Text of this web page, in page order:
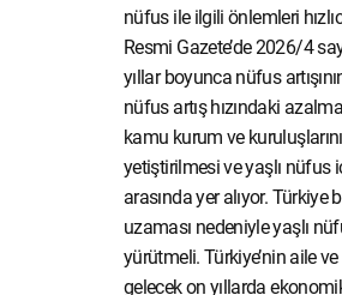
nüfus ile ilgili önlemleri
Resmi Gazete’de 2026/4
yıllar boyunca nüfus
nüfus artış hızındaki
kamu kurum ve
yetiştirilmesi ve yaşlı nüfus
arasında yer alıyor.
uzaması nedeniyle yaşlı
yürütmeli. Türkiye’nin aile
gelecek on yıllarda